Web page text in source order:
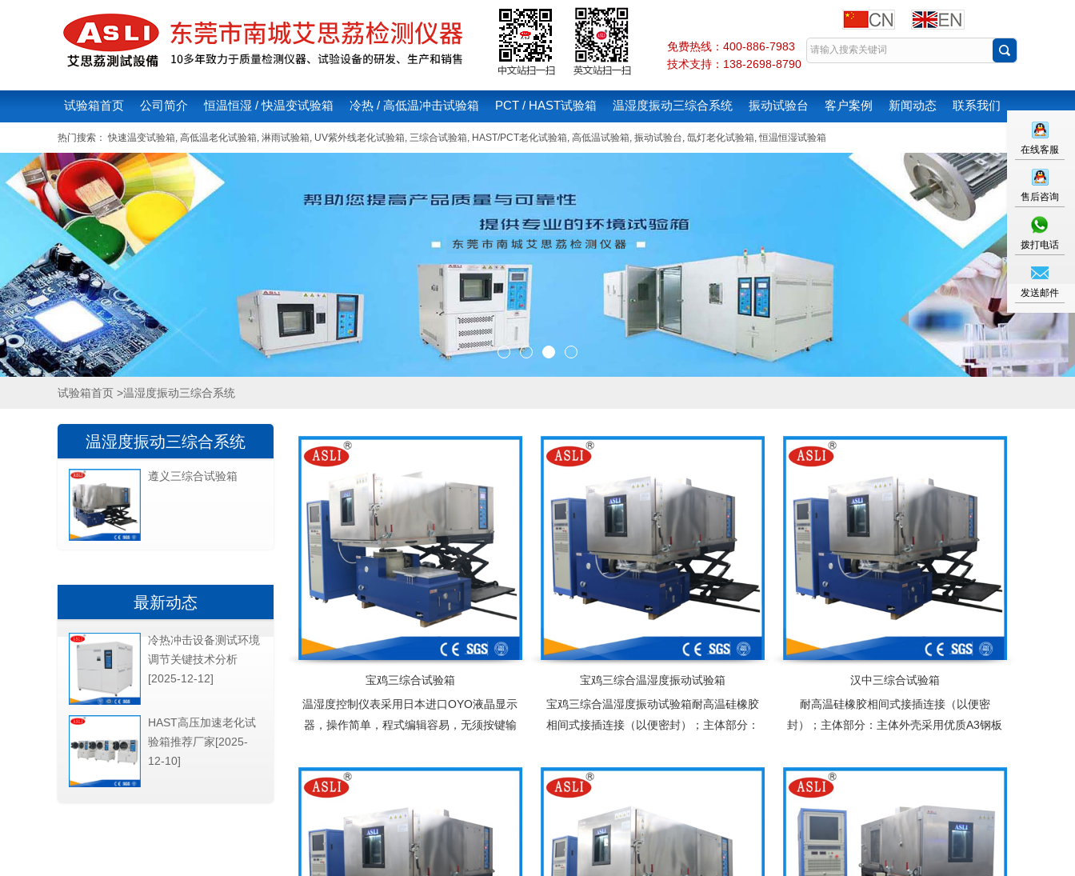
免费热线：400-886-7983
技术支持：138-2698-8790
试验箱首页 公司简介 恒温恒湿 / 快温变试验箱 冷热 / 高低温冲击试验箱 PCT / HAST试验箱 温湿度振动三综合系统 振动试验台 客户案例 新闻动态 联系我们
热门搜索：快速温变试验箱, 高低温老化试验箱, 淋雨试验箱, UV紫外线老化试验箱, 三综合试验箱, HAST/PCT老化试验箱, 高低温试验箱, 振动试验台, 氙灯老化试验箱,恒温恒湿试验箱
试验箱首页 >温湿度振动三综合系统
宝鸡三综合试验箱
温湿度控制仪表采用日本进口OYO液晶显示
器，操作简单，程式编辑容易，无须按键输
中英文可供选择，实时运转曲线图可由屏幕
宝鸡三综合温湿度振动试验箱
宝鸡三综合温湿度振动试验箱耐高温硅橡胶
相间式接插连接（以便密封）；主体部分：
理，内胆采用SUS高级不锈钢镜面板保温介
汉中三综合试验箱
耐高温硅橡胶相间式接插连接（以便密
封）；主体部分：主体外壳采用优质A3钢板
钢镜面板保温介质为超细玻璃棉
温湿度振动三综合系统
遵义三综合试验箱
最新动态
冷热冲击设备测试环境
调节关键技术分析
[2025-12-12]
HAST高压加速老化试
验箱推荐厂家[2025-
12-10]
在线客服
售后咨询
拨打电话
发送邮件